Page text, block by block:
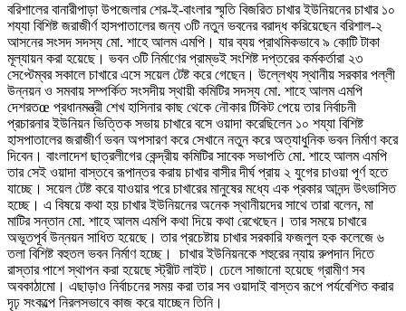
বরিশালের বানারীপাড়া উপজেলার শের-ই-বাংলার স্মৃতি বিজরিত চাখার ইউনিয়নের চাখার ১০
শয্যা বিশিষ্ট জরাজীর্ণ হাসপাতালের জন্য ৩টি নতুন ভবনের বরাদ্ধ করিয়েছেন বরিশাল-২
আসনের সংসদ সদস্য মো. শাহে আলম এমপি। যার ব্যয় প্রাথমিকভাবে ৯ কোটি টাকা
মূল্যায়ন করা হয়েছে। ভবন ৩টি নির্মাণের প্রাম্ভই সংশিষ্ট দপ্তরের কর্মকর্তারা ২৩
সেপ্টেম্বর সকালে চাখারে এসে সয়েল টেষ্ট করে গেছেন। উল্লেখ্য স্থানীয় সরকার পল্লী
উন্নয়ন ও সমবায় সম্পর্কিত সংসদীয় স্থায়ী কমিটির সদস্য মো. শাহে আলম এমপি
দেশরতœ প্রধানমন্ত্রী শেখ হাসিনার কাছ থেকে নৌকার টিকিট পেয়ে তার নির্বাচনী
প্রচারনার ইউনিয়ন ভিত্তিক সভায় চাখারে বসে ওয়াদা করেছিলেন ১০ শয্যা বিশিষ্ট
হাসপাতালের জরাজীর্ণ ভবন অপসারণ করে সেখানে নতুন করে অত্যাধুনিক ভবন নির্মাণ করে
দিবেন। বাংলাদেশ ছাত্রলীগের কেন্দ্রীয় কমিটির সাবেক সভাপতি মো. শাহে আলম এমপি
তার সেই ওয়াদা বাস্তবে রূপান্তর করায় চাখার বাসীর দীর্ঘ প্রায় ২ যুগের চাওয়া পূর্ণ হতে
যাচ্ছে। সয়েল টেষ্ট করে যাওয়ার পরে চাখারের মানুষের মধ্যে এক প্রকার আনন্দ উৎভাসিত
হচ্ছে। এ বিষয়ে কথা হয় চাখার ইউনিয়নের অনেক স্থানীয়দের সাথে তারা বলেন, মা
মাটির সন্তান মো. শাহে আলম এমপি কথা দিয়ে কথা রেখেছেন। তার সময়ে চাখারে
অভূতপূর্ব উন্নয়ন সাধিত হয়েছে। তার প্রচেষ্টায় চাখার সরকারি ফজলুল হক কলেজে ৬
তলা বিশিষ্ট বহুতল ভবন নির্মাণ হচ্ছে। চাখার ইউনিয়নকে শহুরের ন্যায় রুপদান দিতে
রাস্তার পাশে স্থাপন করা হয়েছে স্ট্রীট লাইট। ঢেলে সাজানো হয়েছে গ্রামীণ সব
অবকাঠামো। এছাড়াও নির্বাচনের সময় করা তার সব ওয়াদাই বাস্তব রূপে পর্যবেশিত করার
দৃঢ় সংকল্পে নিরলসভাবে কাজ করে যাচ্ছেন তিনি।